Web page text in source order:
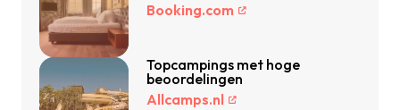
Booking.com
Topcampings met hoge
beoordelingen
Allcamps.nl